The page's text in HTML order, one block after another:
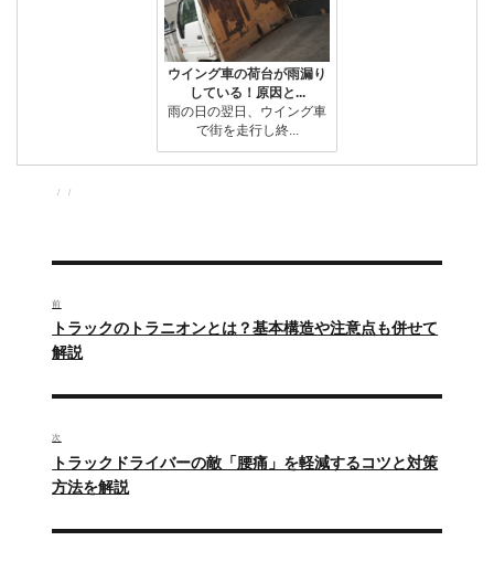
ウイング車の荷台が雨漏り
している！原因と...
雨の日の翌日、ウイング車
で街を走行し終...
投
投
稿
ナ
ビ
ゲ
ー
シ
ョ
前
過
去
投
トラックのトラニオンとは？基本構造や注意点も併せて
解説
次
次
の
稿:
トラックドライバーの敵「腰痛」を軽減するコツと対策
方法を解説